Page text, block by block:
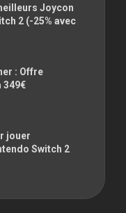
Joycon
2 (-25% avec
: Offre
349€
jouer
Switch 2